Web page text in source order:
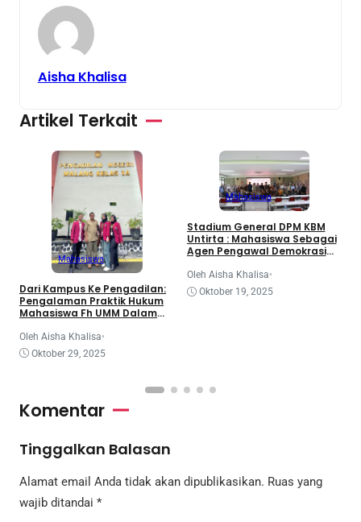
Aisha Khalisa
Artikel Terkait
Mahasiswa
Dari Kampus Ke Pengadilan:
Pengalaman Praktik Hukum
Mahasiswa Fh UMM Dalam
Oleh Aisha Khalisa•
Oktober 29, 2025
Mahasiswa
Stadium General DPM KBM
Untirta : Mahasiswa Sebagai
Agen Pengawal Demokrasi
Nasional
Oleh Aisha Khalisa•
Oktober 19, 2025
Komentar
Tinggalkan Balasan
Alamat email Anda tidak akan dipublikasikan. Ruas yang
wajib ditandai *